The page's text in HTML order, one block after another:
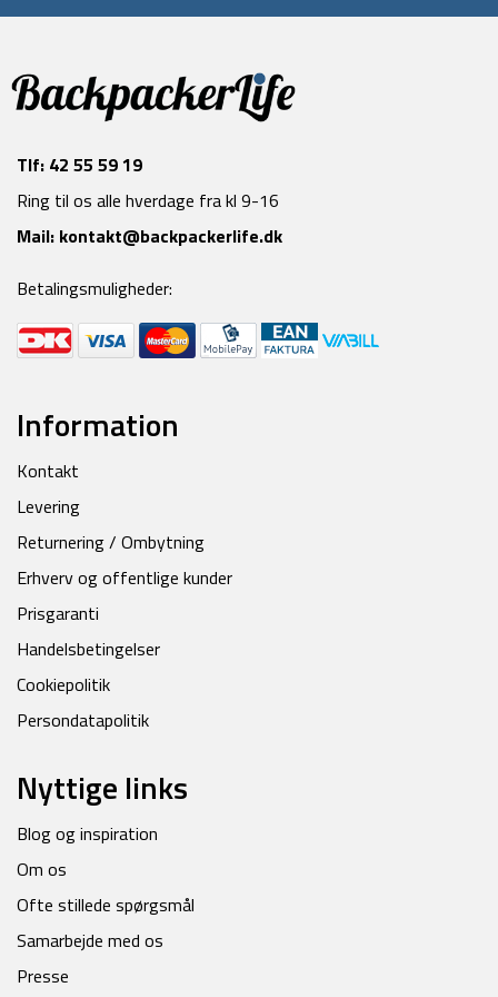
Tlf: 42 55 59 19
Ring til os alle hverdage fra kl 9-16
Mail: kontakt@backpackerlife.dk
Betalingsmuligheder:
Information
Kontakt
Levering
Returnering / Ombytning
Erhverv og offentlige kunder
Prisgaranti
Handelsbetingelser
Cookiepolitik
Persondatapolitik
Nyttige links
Blog og inspiration
Om os
Ofte stillede spørgsmål
Samarbejde med os
Presse